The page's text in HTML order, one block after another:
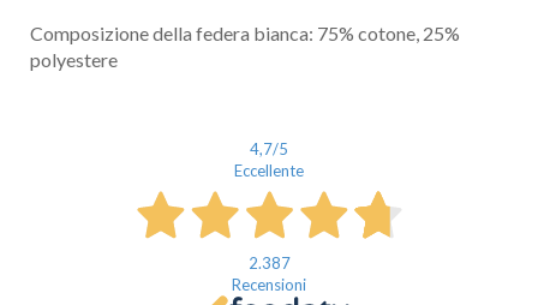
Composizione della federa bianca: 75% cotone, 25%
polyestere
4,7/5
Eccellente
2.387
Recensioni